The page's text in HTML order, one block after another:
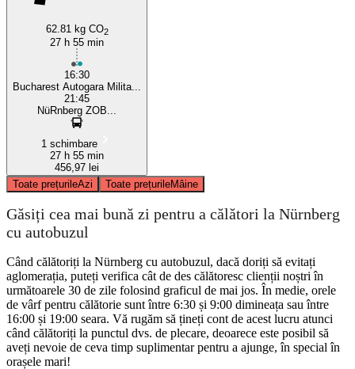
62.81 kg CO2
27 h 55 min
16:30
Bucharest Autogara Milita...
21:45
NüRnberg ZOB...
1 schimbare
27 h 55 min
456,97 lei
Toate prețurileAzi Toate prețurileMâine
Găsiți cea mai bună zi pentru a călători la Nürnberg
cu autobuzul
Când călătoriți la Nürnberg cu autobuzul, dacă doriți să evitați
aglomerația, puteți verifica cât de des călătoresc clienții noștri în
următoarele 30 de zile folosind graficul de mai jos. În medie, orele
de vârf pentru călătorie sunt între 6:30 și 9:00 dimineața sau între
16:00 și 19:00 seara. Vă rugăm să țineți cont de acest lucru atunci
când călătoriți la punctul dvs. de plecare, deoarece este posibil să
aveți nevoie de ceva timp suplimentar pentru a ajunge, în special în
orașele mari!